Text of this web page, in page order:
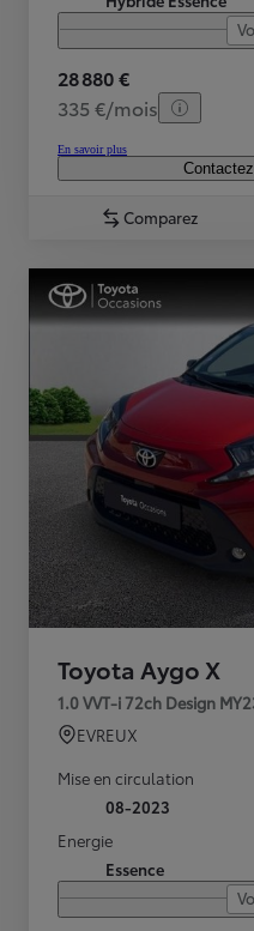
28 880 €
335 €/mois
En savoir plus
Comparez
Toyota Aygo X
1.0 VVT-i 72ch Design
EVREUX
Mise en circulation
08-2023
Energie
Essence